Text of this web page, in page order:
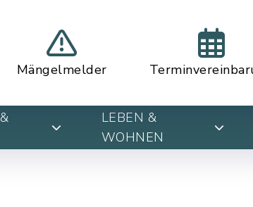
Mängelmelder
LEBEN &
WOHNEN